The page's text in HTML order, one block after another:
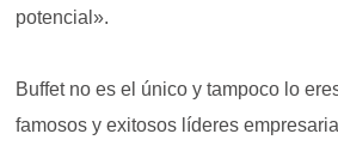
potencial».
Buffet no es el único y tampoco lo
famosos y exitosos líderes